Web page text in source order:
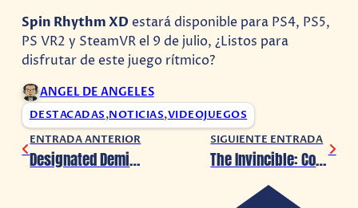
Spin Rhythm XD estará disponible para PS4, PS5,
PS VR2 y SteamVR el 9 de julio, ¿Listos para
disfrutar de este juego rítmico?
ANGEL DE ANGELES
DESTACADAS,NOTICIAS,VIDEOJUEGOS
ENTRADA ANTERIOR
Designated Demigod, el RPG de combos por turnos, presenta nuevo avance, ¿Llegará en 2024?
SIGUIENTE ENTRADA
The Invincible: Conoce ‘Voyager’, su nueva actualización